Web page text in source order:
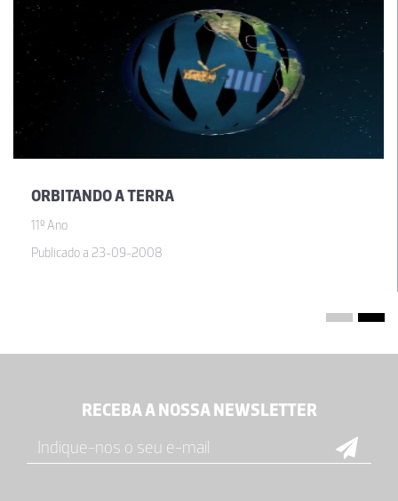
ORBITANDO A TERRA
11º Ano
Publicado a 23-09-2008
RECEBA A NOSSA NEWSLETTER